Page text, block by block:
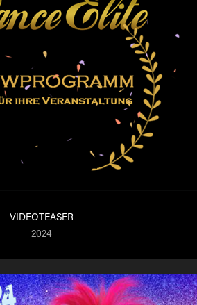
VIDEOTEASER
2024